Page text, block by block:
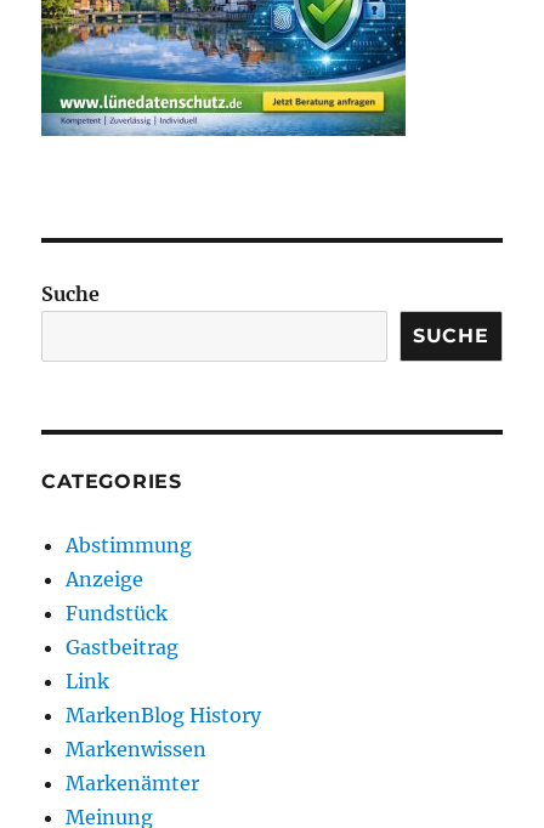
Suche
SUCHE
CATEGORIES
Abstimmung
Anzeige
Fundstück
Gastbeitrag
Link
MarkenBlog History
Markenwissen
Markenämter
Meinung